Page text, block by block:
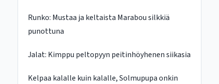
Runko: Mustaa ja keltaista Marabou silkkiä
punottuna
Jalat: Kimppu peltopyyn peitinhöyhenen siikasia
Kelpaa kalalle kuin kalalle, Solmupupa onkin